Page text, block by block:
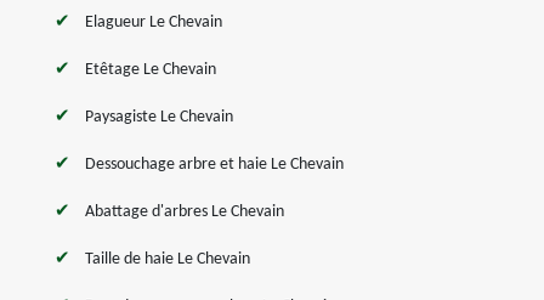
Elagueur Le Chevain
Etêtage Le Chevain
Paysagiste Le Chevain
Dessouchage arbre et haie Le Chevain
Abattage d'arbres Le Chevain
Taille de haie Le Chevain